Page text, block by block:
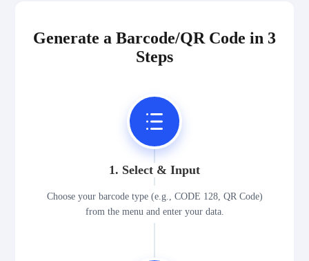
Generate a Barcode/QR Code in 3
Steps
1. Select & Input
Choose your barcode type (e.g., CODE 128, QR Code)
from the menu and enter your data.